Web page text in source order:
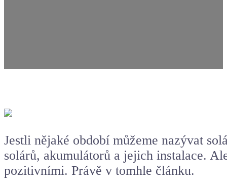
Jestli nějaké období můžeme nazývat
solárů, akumulátorů a jejich instalace.
pozitivními. Právě v tomhle článku.